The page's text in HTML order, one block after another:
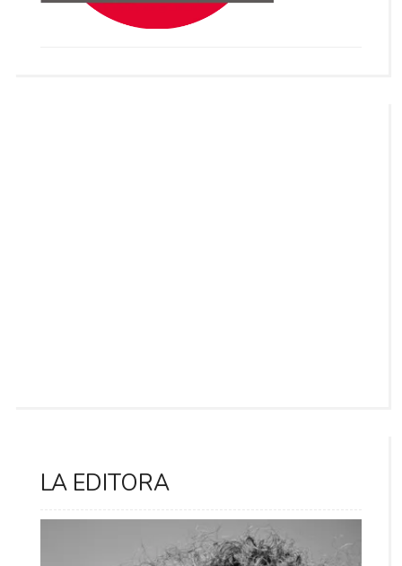
LA EDITORA